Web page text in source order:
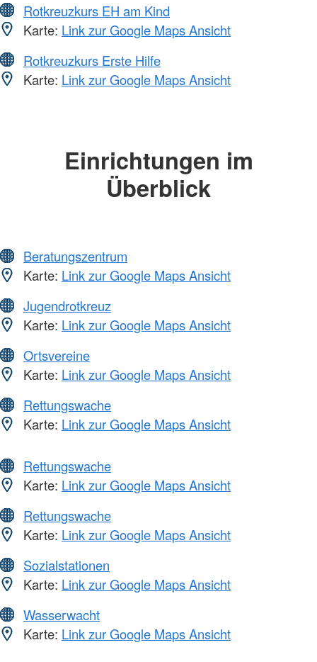
Rotkreuzkurs EH am Kind
Karte: Link zur Google Maps Ansicht
Rotkreuzkurs Erste Hilfe
Karte: Link zur Google Maps Ansicht
Einrichtungen im
Überblick
Beratungszentrum
Karte: Link zur Google Maps Ansicht
Jugendrotkreuz
Karte: Link zur Google Maps Ansicht
Ortsvereine
Karte: Link zur Google Maps Ansicht
Rettungswache
Karte: Link zur Google Maps Ansicht
Rettungswache
Karte: Link zur Google Maps Ansicht
Rettungswache
Karte: Link zur Google Maps Ansicht
Sozialstationen
Karte: Link zur Google Maps Ansicht
Wasserwacht
Karte: Link zur Google Maps Ansicht